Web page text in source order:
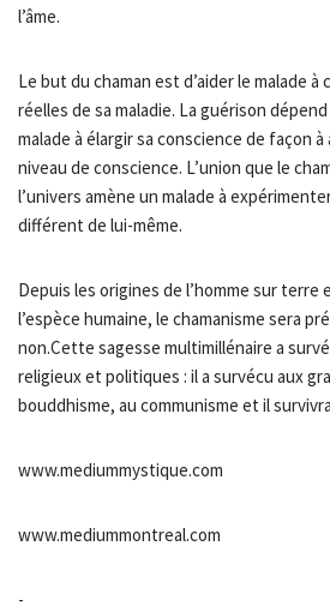
l’âme.
Le but du chaman est d’aider le malade
réelles de sa maladie. La guérison
malade à élargir sa conscience de façon
niveau de conscience. L’union que le
l’univers amène un malade à
différent de lui-même.
Depuis les origines de l’homme sur terre
l’espèce humaine, le chamanisme sera
non.Cette sagesse multimillénaire a
religieux et politiques : il a survécu aux
bouddhisme, au communisme et il
www.mediummystique.com
www.mediummontreal.com
-